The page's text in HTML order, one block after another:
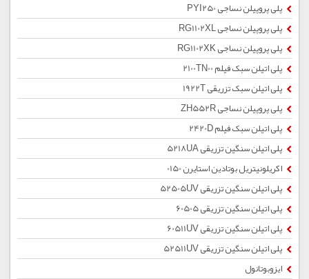
پلی پروپیلن نساجی PYI250
پلی پروپیلن نساجی RG1102XL
پلی پروپیلن نساجی RG1102XK
پلی اتیلن سبک فیلم 2100TN00
پلی اتیلن سبک تزریقی 1922T
پلی پروپیلن نساجی ZH552R
پلی اتیلن سبک فیلم 2420D
پلی اتیلن سنگین تزریقی 5218UA
اکریلونیتریل بوتادین استایرن 0150
پلی اتیلن سنگین تزریقی 52505UV
پلی اتیلن سنگین تزریقی 60505
پلی اتیلن سنگین تزریقی 60511UV
پلی اتیلن سنگین تزریقی 52511UV
ایزوبوتانول